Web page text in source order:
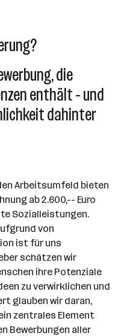
die
enthält - und
dahinter
Arbeitsumfeld bieten
ab 2.600,-- Euro
Sozialleistungen.
von
ist für uns
schätzen wir
ihre Potenziale
zu verwirklichen und
glauben wir daran,
zentrales Element
Bewerbungen aller